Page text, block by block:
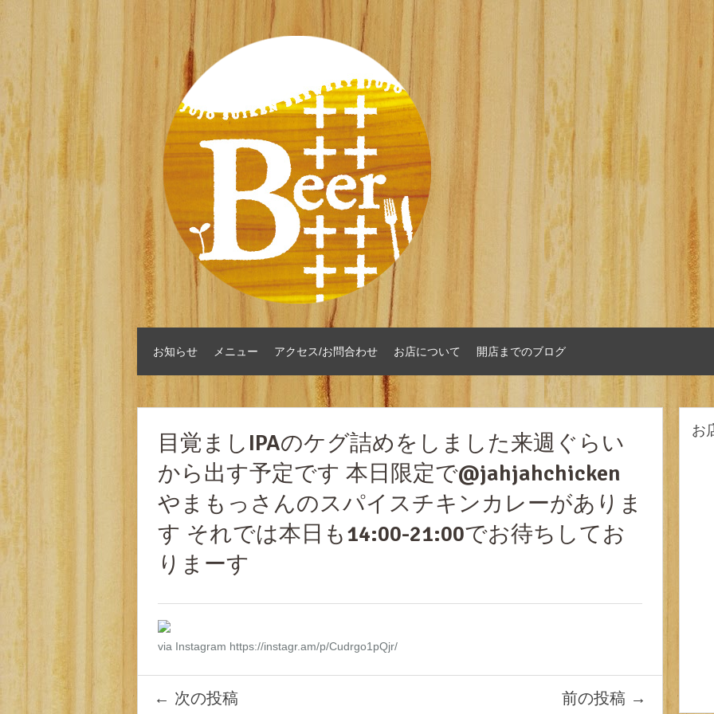
お知らせ メニュー アクセス/お問合わせ お店について 開店までのブログ
目覚ましIPAのケグ詰めをしました来週ぐらい
から出す予定です 本日限定で@jahjahchicken
やまもっさんのスパイスチキンカレーがありま
す それでは本日も14:00-21:00でお待ちしてお
りまーす
via Instagram https://instagr.am/p/Cudrgo1pQjr/
← 次の投稿 前の投稿 →
お